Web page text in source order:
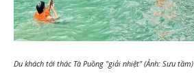
Du khách tới thác Tà Puồng "giải nhiệt" (Ảnh: Sưu tầm)